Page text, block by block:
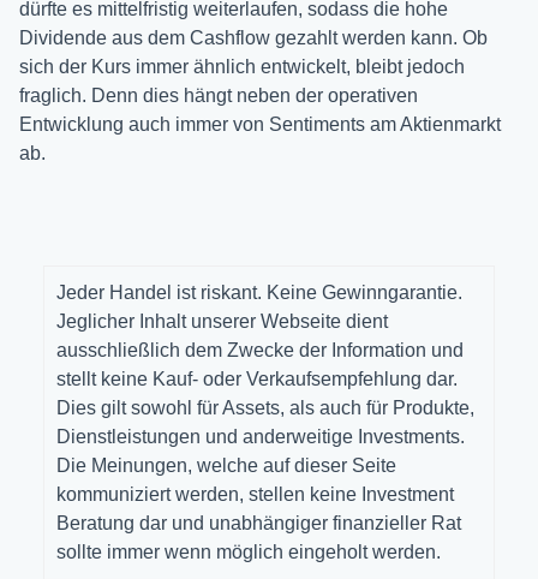
dürfte es mittelfristig weiterlaufen, sodass die hohe
Dividende aus dem Cashflow gezahlt werden kann. Ob
sich der Kurs immer ähnlich entwickelt, bleibt jedoch
fraglich. Denn dies hängt neben der operativen
Entwicklung auch immer von Sentiments am Aktienmarkt
ab.
Jeder Handel ist riskant. Keine Gewinngarantie.
Jeglicher Inhalt unserer Webseite dient
ausschließlich dem Zwecke der Information und
stellt keine Kauf- oder Verkaufsempfehlung dar.
Dies gilt sowohl für Assets, als auch für Produkte,
Dienstleistungen und anderweitige Investments.
Die Meinungen, welche auf dieser Seite
kommuniziert werden, stellen keine Investment
Beratung dar und unabhängiger finanzieller Rat
sollte immer wenn möglich eingeholt werden.